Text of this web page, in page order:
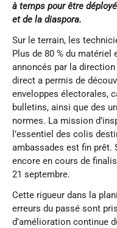
à temps pour être
et de la diaspora.
Sur le terrain, les
Plus de 80 % du
annoncés par la
direct a permis de
enveloppes électorales,
bulletins, ainsi que des
normes. La mission
l’essentiel des colis
ambassades est fin prêt.
encore en cours de
21 septembre.
Cette rigueur dans la
erreurs du passé sont
d’amélioration continue